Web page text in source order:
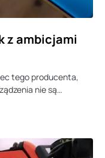
z ambicjami
tego producenta,
nie są…